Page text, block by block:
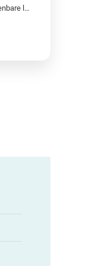
Minder uitzoekwerk door herkenbare labels